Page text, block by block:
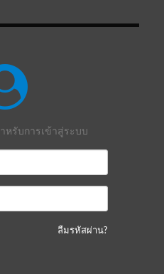
รับการเข้าสู่ระบบ
ลืมรหัสผ่าน?